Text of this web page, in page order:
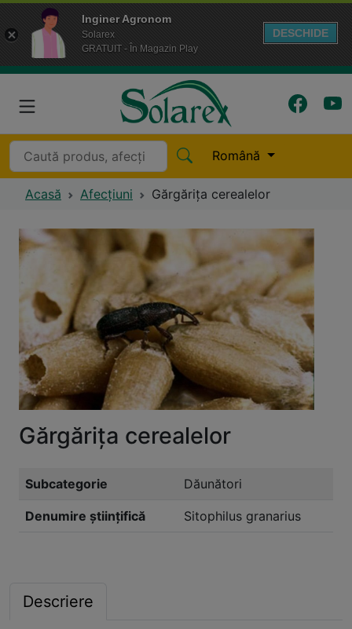
Inginer Agronom
Solarex
GRATUIT - În Magazin Play
DESCHIDE
Română
Acasă Afecțiuni Gărgăriţa cerealelor
Gărgăriţa cerealelor
Subcategorie Dăunători
Denumire științifică Sitophilus granarius
Descriere